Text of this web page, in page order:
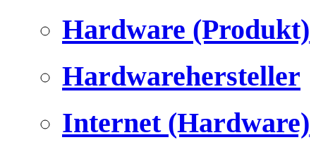
Hardware (Produkt)
Hardwarehersteller
Internet (Hardware)